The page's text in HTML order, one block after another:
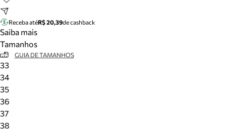
Tire dúvidas sobre pedidos, devoluções e mais.
Meus pedidos
Acompanhe seus pedidos e solicite devoluções.
Receba atéR$ 20,39de cashback
Saiba mais
Tamanhos
GUIA DE TAMANHOS
33
34
35
36
37
38